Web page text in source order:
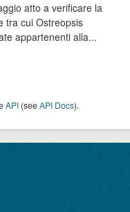
atto a verificare la
tra cui Ostreopsis
appartenenti alla...
API (seeAPI Docs).